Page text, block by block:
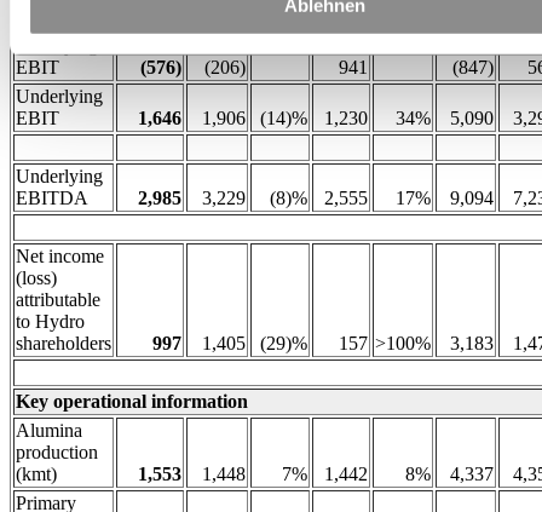
Ablehnen
EBIT
(576) (206) 941 (847)
Underlying
EBIT
1,646 1,906 (14)% 1,230 34% 5,090
Underlying
EBITDA
2,985 3,229 (8)% 2,555 17% 9,094
Net income
(loss)
attributable
to Hydro
shareholders
997 1,405 (29)% 157 >100% 3,183
Key operational information
Alumina
production
(kmt)
1,553 1,448 7% 1,442 8% 4,337
Primary